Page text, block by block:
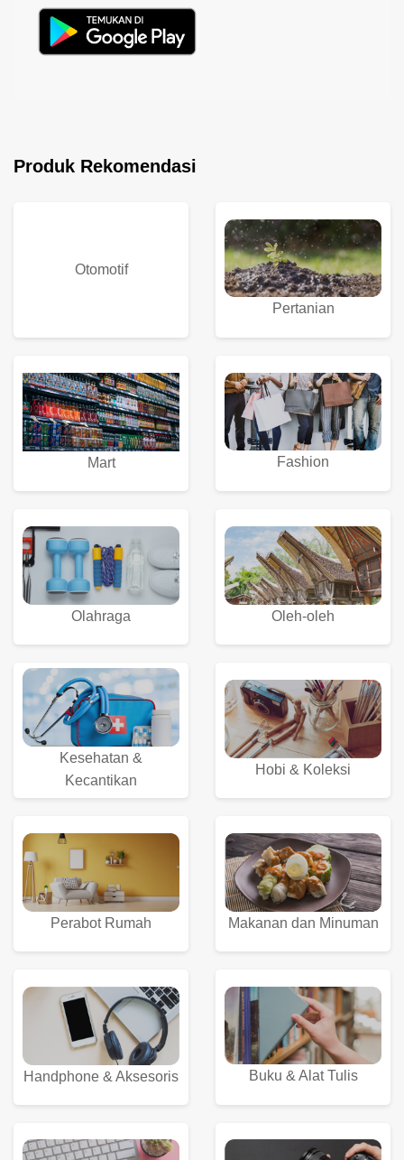
Produk Rekomendasi
Otomotif
Pertanian
Mart Fashion
Olahraga Oleh-oleh
Kesehatan &
Kecantikan
Hobi & Koleksi
Perabot Rumah Makanan dan Minuman
Handphone & Aksesoris Buku & Alat Tulis